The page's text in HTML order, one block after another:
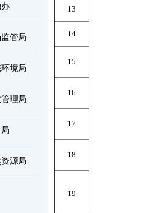
管局
境局
理局
源局
13
14
15
16
17
18
19